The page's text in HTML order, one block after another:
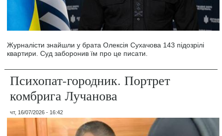
Журналісти знайшли у брата Олексія Сухачова 143 підозрілі
квартири. Суд заборонив їм про це писати.
Психопат-городник. Портрет
комбрига Лучанова
чт, 16/07/2026 - 16:42